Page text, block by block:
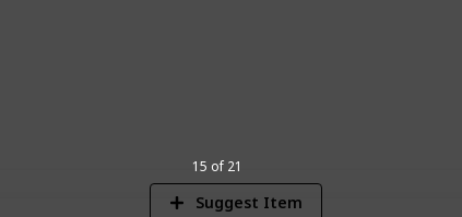
15 of 21
Suggest Item